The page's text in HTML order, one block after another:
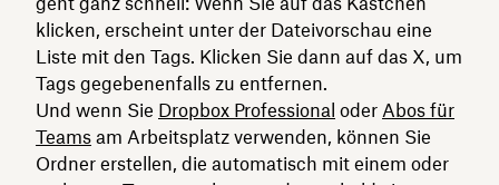
klicken, erscheint unter der Dateivorschau eine
Liste mit den Tags. Klicken Sie dann auf das X, um
Tags gegebenenfalls zu entfernen.
Und wenn Sie Dropbox Professional oder Abos für
Teams am Arbeitsplatz verwenden, können Sie
Ordner erstellen, die automatisch mit einem oder